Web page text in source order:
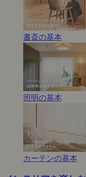
書斎の基本
照明の基本
カーテンの基本